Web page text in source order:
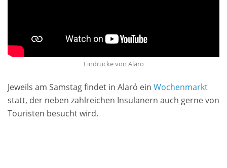
Eindrücke von Alaro
Jeweils am Samstag findet in Alaró ein Wochenmarkt
statt, der neben zahlreichen Insulanern auch gerne von
Touristen besucht wird.